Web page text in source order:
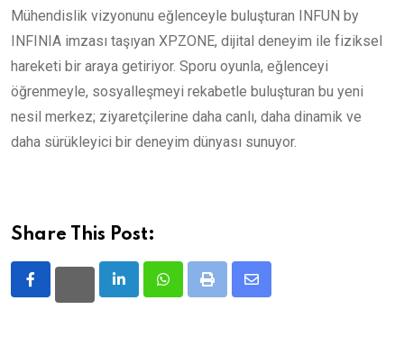
Mühendislik vizyonunu eğlenceyle buluşturan INFUN by
INFINIA imzası taşıyan XPZONE, dijital deneyim ile fiziksel
hareketi bir araya getiriyor. Sporu oyunla, eğlenceyi
öğrenmeyle, sosyalleşmeyi rekabetle buluşturan bu yeni
nesil merkez; ziyaretçilerine daha canlı, daha dinamik ve
daha sürükleyici bir deneyim dünyası sunuyor.
Share This Post:
LinkedInWhatsappPrint
Share